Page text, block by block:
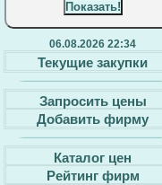
06.08.2026 22:34
Текущие закупки
Запросить цены
Добавить фирму
Каталог цен
Рейтинг фирм